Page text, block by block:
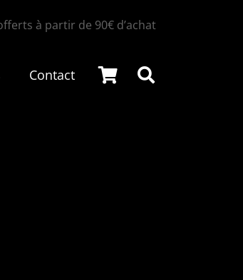
à partir de 90€ d’achat
Contact